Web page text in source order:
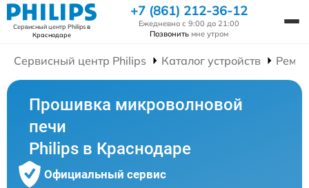
Сервисный центр Philipsв
Краснодаре
+7 (861) 212-36-12
Ежедневно с 9:00 до 21:00
Позвонить мне утром
Сервисный центр Philips Каталог устройств
Прошивка микроволновой
печи
Philips в Краснодаре
Официальный сервис